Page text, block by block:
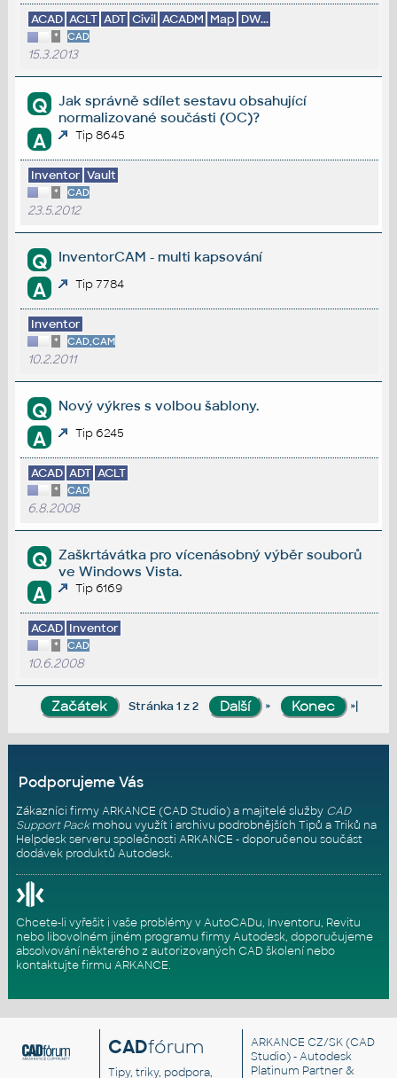
ACAD ACLT ADT Civil ACADM Map DW...
* CAD
15.3.2013
Q
Jak správně sdílet sestavu obsahující
normalizované součásti (OC)?
A Tip 8645
Inventor Vault
* CAD
23.5.2012
Q InventorCAM - multi kapsování
A Tip 7784
Inventor
* CAD,CAM
10.2.2011
Q Nový výkres s volbou šablony.
A Tip 6245
ACAD ADT ACLT
* CAD
6.8.2008
Q
Zaškrtávátka pro vícenásobný výběr souborů
ve Windows Vista.
A Tip 6169
ACAD Inventor
* CAD
10.6.2008
Stránka 1 z 2 » »|
Podporujeme Vás
Zákazníci firmy ARKANCE (CAD Studio) a majitelé služby CAD
Support Packmohou využít i archivu podrobnějších Tipů a Triků na
Helpdesk serveru společnosti ARKANCE - doporučenou součást
dodávek produktů Autodesk.
Chcete-li vyřešit i vaše problémy v AutoCADu, Inventoru, Revitu
nebo libovolném jiném programu firmy Autodesk, doporučujeme
absolvování některého z autorizovaných CAD školenínebo
kontaktujte firmu ARKANCE.
CADfórum
Tipy, triky, podpora,
ARKANCE CZ/SK(CAD
Studio) - Autodesk
Platinum Partner &